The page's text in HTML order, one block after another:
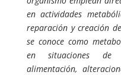
en actividades
reparación y creación
se conoce como
en situaciones de
alimentación,